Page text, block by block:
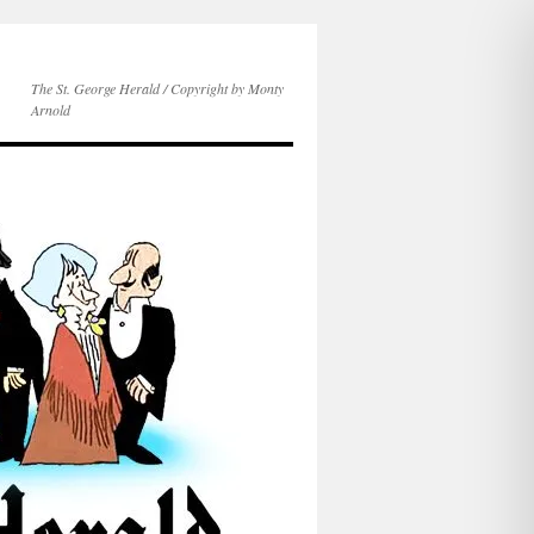
The St. George Herald / Copyright by Monty
Arnold